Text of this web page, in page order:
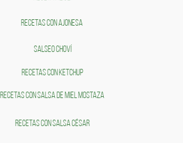
RECETAS CON AJONESA
SALSEO CHOVÍ
RECETAS CON KETCHUP
RECETAS CON SALSA DE MIEL MOSTAZA
RECETAS CON SALSA CÉSAR